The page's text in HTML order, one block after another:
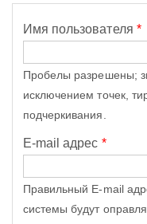
Имя пользователя *
Пробелы разрешены;
исключением точек,
подчеркивания.
E-mail адрес *
Правильный E-mail
системы будут